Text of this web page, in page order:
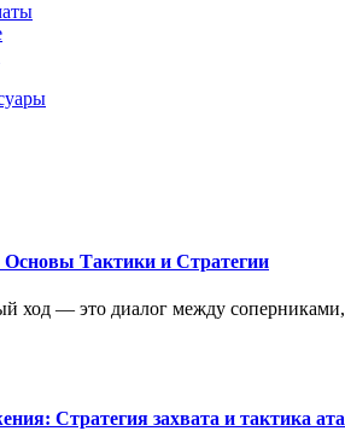
Тактики и Стратегии
ход — это диалог между
Стратегия захвата и тактика